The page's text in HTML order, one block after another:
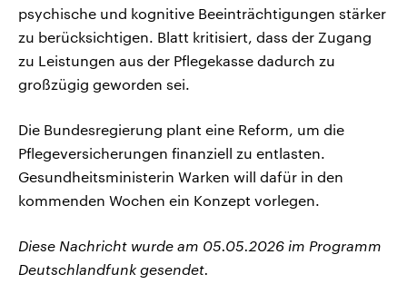
psychische und kognitive Beeinträchtigungen stärker
zu berücksichtigen. Blatt kritisiert, dass der Zugang
zu Leistungen aus der Pflegekasse dadurch zu
großzügig geworden sei.
Die Bundesregierung plant eine Reform, um die
Pflegeversicherungen finanziell zu entlasten.
Gesundheitsministerin Warken will dafür in den
kommenden Wochen ein Konzept vorlegen.
Diese Nachricht wurde am 05.05.2026 im Programm
Deutschlandfunk gesendet.